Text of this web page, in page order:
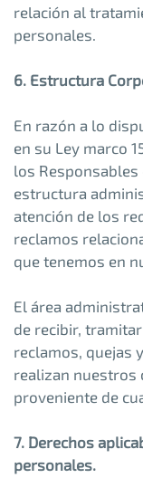
relación al
personales.
6. Estructura
En razón a lo
en su Ley marco
los
estructura
atención de los
reclamos
que tenemos en
El área
de recibir,
reclamos, quejas
realizan nuestros
proveniente de
7. Derechos
personales.